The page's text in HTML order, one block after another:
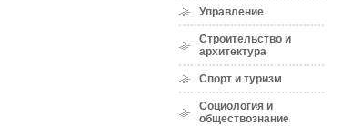
Управление
Строительство и
архитектура
Спорт и туризм
Социология и
обществознание